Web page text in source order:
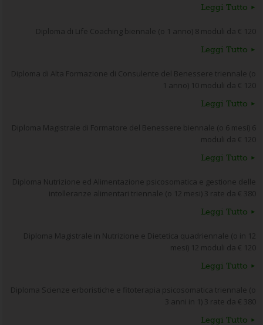
Leggi Tutto
Diploma di Life Coaching biennale (o 1 anno) 8 moduli da € 120
Leggi Tutto
Diploma di Alta Formazione di Consulente del Benessere triennale (o
1 anno) 10 moduli da € 120
Leggi Tutto
Diploma Magistrale di Formatore del Benessere biennale (o 6 mesi) 6
moduli da € 120
Leggi Tutto
Diploma Nutrizione ed Alimentazione psicosomatica e gestione delle
intolleranze alimentari triennale (o 12 mesi) 3 rate da € 380
Leggi Tutto
Diploma Magistrale in Nutrizione e Dietetica quadriennale (o in 12
mesi) 12 moduli da € 120
Leggi Tutto
Diploma Scienze erboristiche e fitoterapia psicosomatica triennale (o
3 anni in 1) 3 rate da € 380
Leggi Tutto